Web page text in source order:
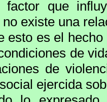
factor que
existe una
esto es el
de
de
ejercida